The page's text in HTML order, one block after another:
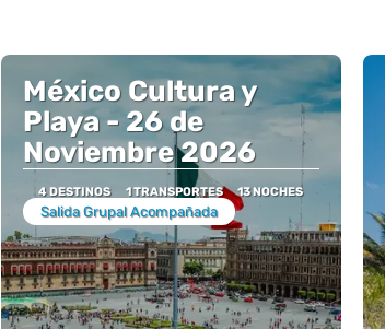
México Cultura y
Playa - 26 de
Noviembre 2026
4 DESTINOS 1 TRANSPORTES 13 NOCHES
Salida Grupal Acompañada